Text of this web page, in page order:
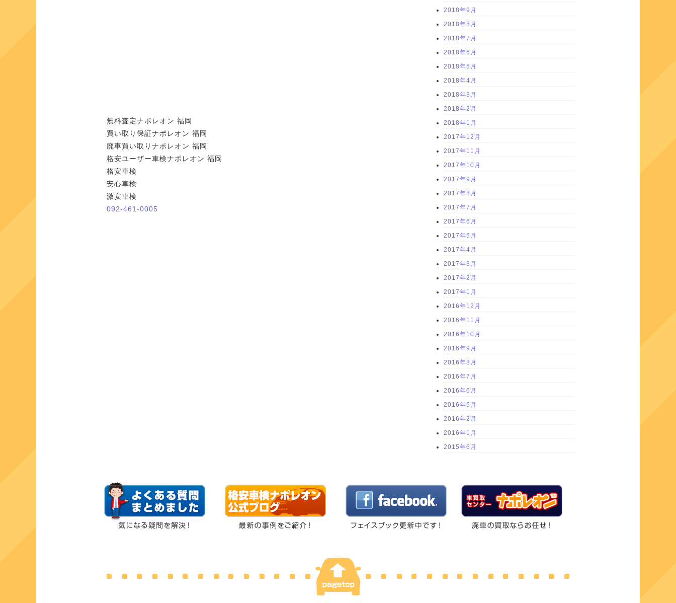
無料査定ナポレオン 福岡
買い取り保証ナポレオン 福岡
廃車買い取りナポレオン 福岡
格安ユーザー車検ナポレオン 福岡
格安車検
安心車検
激安車検
092-461-0005
2018年9月
2018年8月
2018年7月
2018年6月
2018年5月
2018年4月
2018年3月
2018年2月
2018年1月
2017年12月
2017年11月
2017年10月
2017年9月
2017年8月
2017年7月
2017年6月
2017年5月
2017年4月
2017年3月
2017年2月
2017年1月
2016年12月
2016年11月
2016年10月
2016年9月
2016年8月
2016年7月
2016年6月
2016年5月
2016年2月
2016年1月
2015年6月